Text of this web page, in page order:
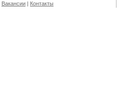
Вакансии | Контакты